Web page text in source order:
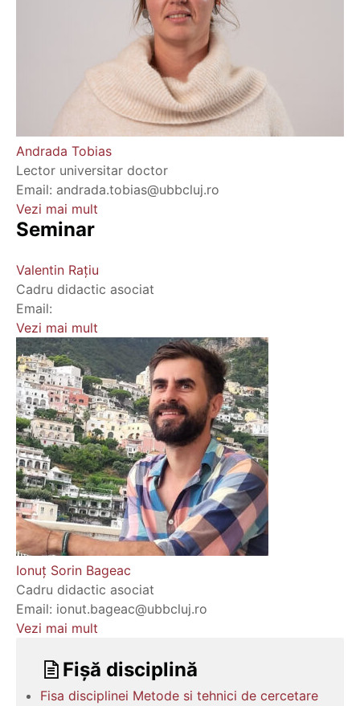
Andrada Tobias
Lector universitar doctor
Email: andrada.tobias@ubbcluj.ro
Vezi mai mult
Seminar
Valentin Rațiu
Cadru didactic asociat
Email:
Vezi mai mult
Ionuț Sorin Bageac
Cadru didactic asociat
Email: ionut.bageac@ubbcluj.ro
Vezi mai mult
Fișă disciplină
Fisa disciplinei Metode si tehnici de cercetare